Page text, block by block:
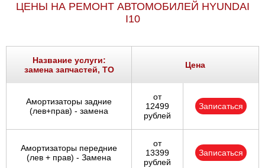
ЦЕНЫ НА РЕМОНТ АВТОМОБИЛЕЙ HYUNDAI
I10
Название услуги:
замена запчастей, ТО
Цена
Амортизаторы задние
(лев+прав) - замена
от
12499
рублей
Записаться
Амортизаторы передние
(лев + прав) - Замена
от
13399
рублей
Записаться